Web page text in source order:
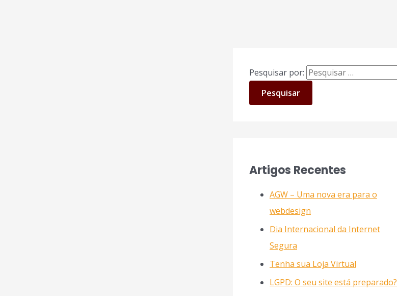
Pesquisar por:
Artigos Recentes
AGW – Uma nova era para o
webdesign
Dia Internacional da Internet
Segura
Tenha sua Loja Virtual
LGPD: O seu site está preparado?